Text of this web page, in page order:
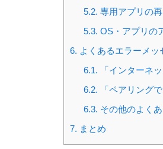
5.2. 専用アプリの
5.3. OS・アプリの
6. よくあるエラーメッ
6.1. 「インターネ
6.2. 「ペアリング
6.3. その他のよく
7. まとめ